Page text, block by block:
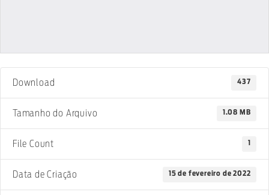
Download 437
Tamanho do Arquivo 1.08 MB
File Count 1
Data de Criação 15 de fevereiro de 2022